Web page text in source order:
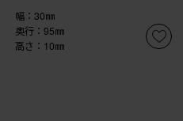
幅：30㎜
奥行：95㎜
高さ：10㎜